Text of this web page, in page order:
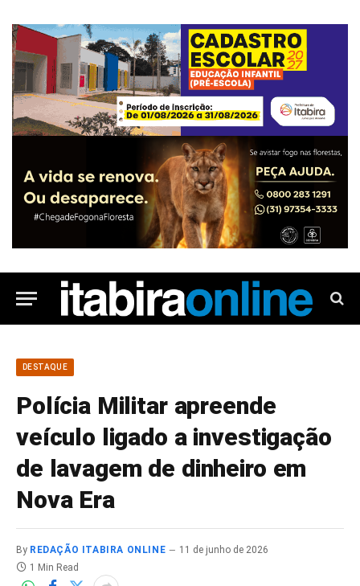
DESTAQUE
Polícia Militar apreende
veículo ligado a investigação
de lavagem de dinheiro em
Nova Era
By REDAÇÃO ITABIRA ONLINE
11 de junho de 2026
1 Min Read